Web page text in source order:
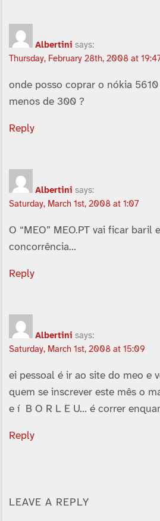
Albertini says:
Thursday, February 28th, 2008 at
onde posso coprar o nókia
menos de 300 ?
Reply
Albertini says:
Saturday, March 1st, 2008 at 1:07
O “MEO” MEO.PT vai ficar baril
concorrência…
Reply
Albertini says:
Saturday, March 1st, 2008 at 15:09
ei pessoal é ir ao site do meo e
quem se inscrever este mês o
e í B O R L E U… é correr
Reply
LEAVE A REPLY